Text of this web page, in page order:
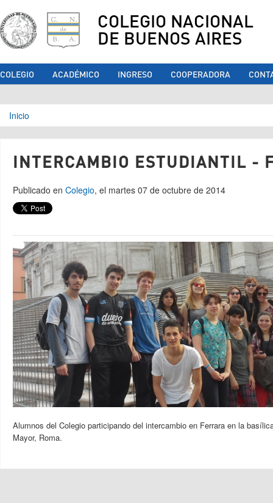
COLEGIO NACIONAL
DE BUENOS AIRES
COLEGIO ACADÉMICO INGRESO COOPERADORA
Se encuentra usted aquí
Inicio
INTERCAMBIO ESTUDIANTIL -
Publicado en Colegio, el martes 07 de octubre de 2014
Alumnos del Colegio participando del intercambio en Ferrara en la
Mayor, Roma.